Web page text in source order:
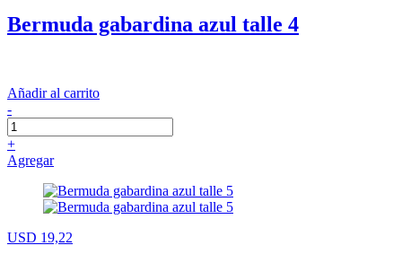
Bermuda gabardina azul talle 4
Añadir al carrito
-
+
Agregar
USD 19,22